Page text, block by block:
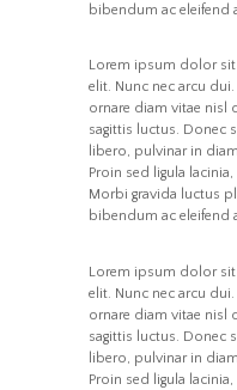
bibendum ac eleifend
Lorem ipsum dolor
elit. Nunc nec arcu
ornare diam vitae nisl
sagittis luctus. Donec
libero, pulvinar in
Proin sed ligula
Morbi gravida luctus
bibendum ac eleifend
Lorem ipsum dolor
elit. Nunc nec arcu
ornare diam vitae nisl
sagittis luctus. Donec
libero, pulvinar in
Proin sed ligula